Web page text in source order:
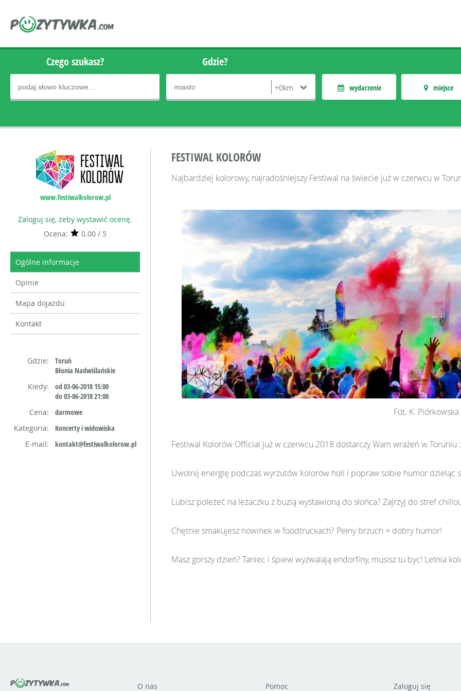
Czego szukasz? Gdzie?
wydarzenie miejsce
www.festiwalkolorow.pl
Zaloguj się, żeby wystawić ocenę.
Ocena:
0.00 / 5
Ogólne informacje
Opinie
Mapa dojazdu
Kontakt
Gdzie:
Toruń
Błonia Nadwiślańskie
Kiedy:
od 03-06-2018 15:00
do 03-06-2018 21:00
Cena:
darmowe
Kategoria:
Koncerty i widowiska
E-mail:
kontakt@festiwalkolorow.pl
FESTIWAL KOLORÓW
Najbardziej kolorowy, najradośniejszy Festiwal na świecie już w czerwcu w
Fot. K. Piórkowska
Festiwal Kolorów Official już w czerwcu 2018 dostarczy Wam wrażeń w Toruniu
Uwolnij energię podczas wyrzutów kolorów holi i popraw sobie humor dzieląc
Lubisz poleżeć na leżaczku z buzią wystawioną do słońca? Zajrzyj do stref
Chętnie smakujesz nowinek w foodtruckach? Pełny brzuch = dobry humor!
Masz gorszy dzień? Taniec i śpiew wyzwalają endorfiny, musisz tu byc! Letnia
O nas Pomoc Zaloguj się